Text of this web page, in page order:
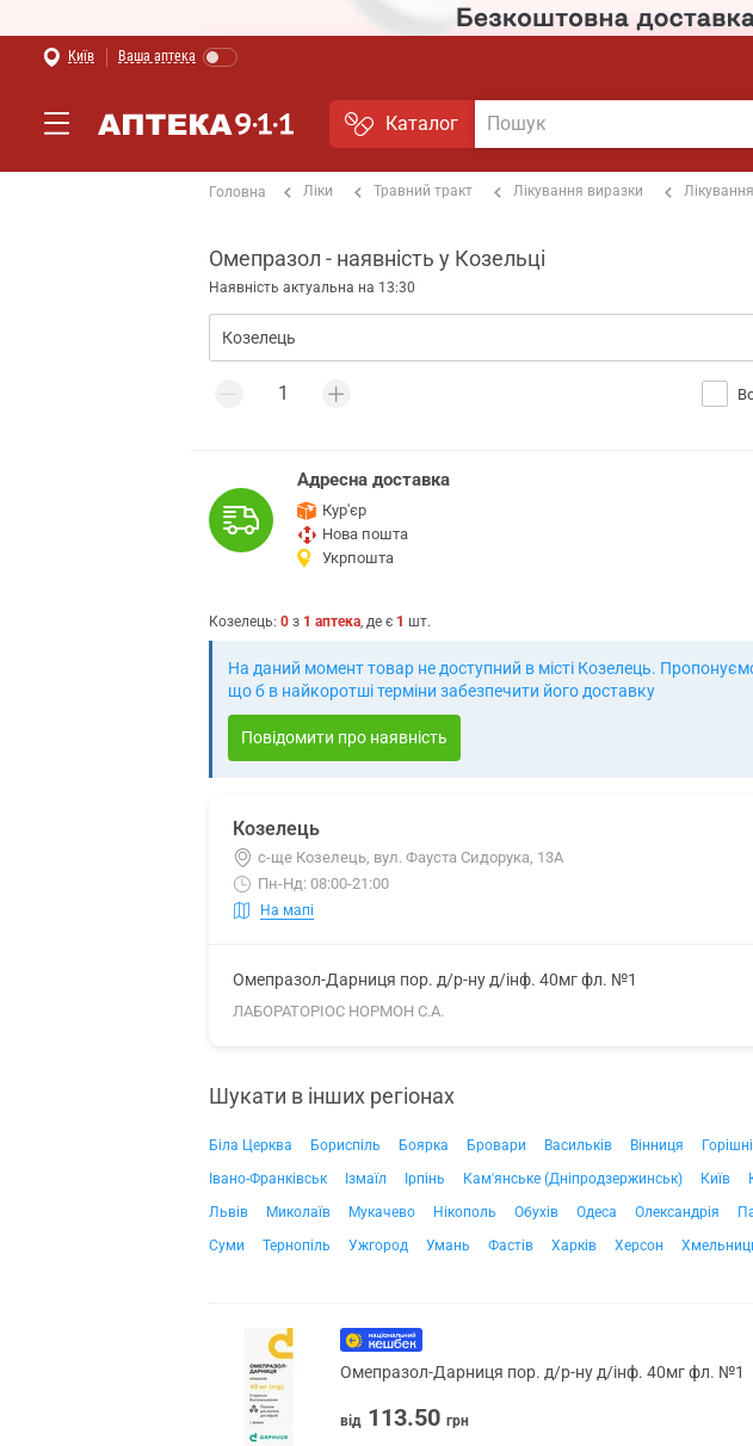
Київ Ваша аптека
Каталог
Головна Ліки Травний тракт Лікування виразки
Омепразол - наявність у Козельці
Наявність актуальна на 13:30
Адресна доставка
Кур'єр
Нова пошта
Укрпошта
Козелець: 0 з 1 аптека, де є 1 шт.
На даний момент товар не доступний в місті Козелець.
що б в найкоротші терміни забезпечити його доставку
Повідомити про наявність
Козелець
с-ще Козелець, вул. Фауста Сидорука, 13А
Пн-Нд: 08:00-21:00
На мапі
Омепразол-Дарниця пор. д/р-ну д/інф. 40мг фл. №1
ЛАБОРАТОРІОС НОРМОН С.А.
Шукати в інших регіонах
Біла Церква Бориспіль Боярка Бровари Васильків Вінниця
Івано-Франківськ
Ізмаїл Ірпінь Кам'янське (Дніпродзержинськ) Київ
Львів
Миколаїв Мукачево Нікополь Обухів Одеса Олександрія
Суми
Тернопіль Ужгород Умань Фастів Харків Херсон
Омепразол-Дарниця пор. д/р-ну д/інф. 40мг фл. №1
від 113.50 грн